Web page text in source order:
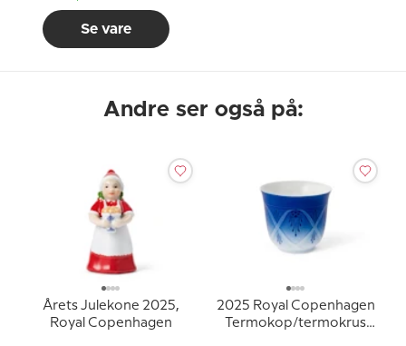
Se vare
Andre ser også på:
Årets Julekone 2025,
Royal Copenhagen
2025 Royal Copenhagen
Termokop/termokrus